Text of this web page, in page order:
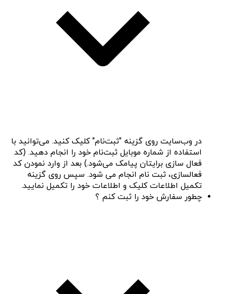
در وب‌سایت روی گزینه "ثبت‌نام" کلیک کنید. می‌توانید با
استفاده از شماره موبایل ثبت‌نام خود را انجام دهید. (کد
فعال سازی برایتان پیامک می‌شود.) بعد از وارد نمودن کد
فعالسازی، ثبت نام انجام می شود. سپس روی گزینه
تکمیل اطلاعات کلیک و اطلاعات خود را تکمیل نمایید.
چطور سفارش خود را ثبت کنم ؟